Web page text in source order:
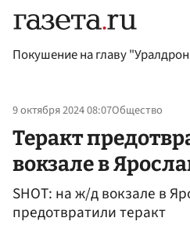
Покушение на главу
9 октября 2024 08:07Общество
Теракт
вокзале в
SHOT: на ж/д вокзале в
предотвратили теракт